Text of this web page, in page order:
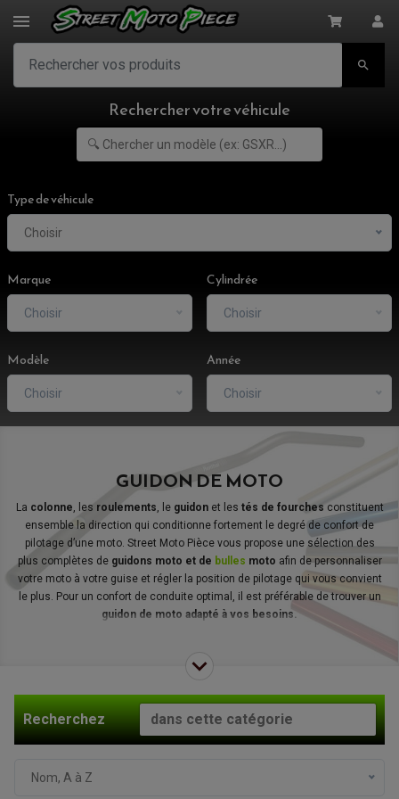

Rechercher votre véhicule
Type de véhicule
Choisir
Marque
Choisir
Cylindrée
Choisir
Modèle
Choisir
Année
Choisir
GUIDON DE MOTO
La colonne, les roulements, leguidonet les tés de fourches constituent
ensemble la direction qui conditionne fortement le degré de confort de
pilotage d’une moto. Street Moto Pièce vous propose une sélection des
plus complètes de guidons moto et de bulles moto afin de personnaliser
votre moto à votre guise et régler la position de pilotage qui vous convient
le plus. Pour un confort de conduite optimal, il est préférable de trouver un
guidon de moto adapté à vos besoins.
chez Street Moto Pièce.
Recherchez
Nom, A à Z